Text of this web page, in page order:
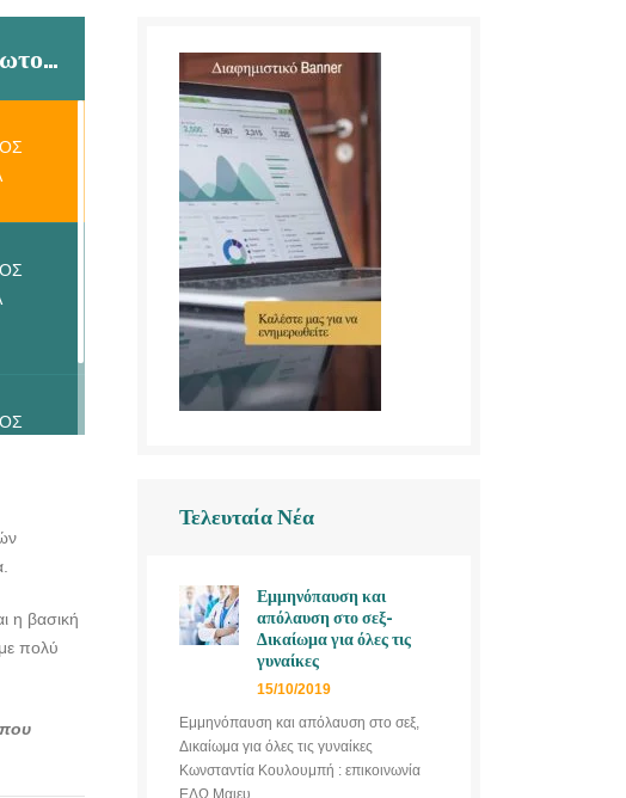
Συλλογή φωτογραφιών
η βασική
πολύ
Τελευταία Νέα
Εμμηνόπαυση και
απόλαυση στο σεξ-
Δικαίωμα για όλες τις
γυναίκες
15/10/2019
Εμμηνόπαυση και απόλαυση στο σεξ,
Δικαίωμα για όλες τις γυναίκες
Κωνσταντία Κουλουμπή : επικοινωνία
ΕΔΩ Μαιευ